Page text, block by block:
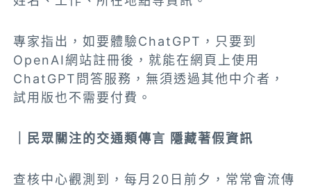
專家指出，如要體驗ChatGPT，只要到
OpenAI網站註冊後，就能在網頁上使用
ChatGPT問答服務，無須透過其他中介者，
試用版也不需要付費。
｜民眾關注的交通類傳言 隱藏著假資訊
查核中心觀測到，每月20日前夕，常常會流傳